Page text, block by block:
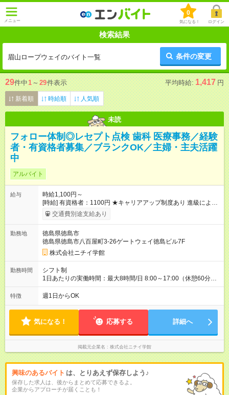
メニュー
0
気になる！ ログイン
検索結果
眉山ロープウェイのバイト一覧 条件の変更
29件中1 ～ 29件表示 平均時給: 1,417 円
新着順 時給順 人気順
未読
フォロー体制◎レセプト点検 歯科 医療事務／経験
者・有資格者募集／ブランクOK／主婦・主夫活躍
中
アルバイト
給与
時給1,100円～
[時給] 有資格者：1100円 ★キャリアアップ制度あり 進級により
給与がアップします！ 【試用期間】試用期間あり 試用期間の長
さ：3ヶ月 雇用形態、給与は本採用時と同じです。
交通費別途支給あり
勤務地
徳島県徳島市
徳島県徳島市八百屋町3-26ゲートウェイ徳島ビル7F
株式会社ニチイ学館
勤務時間
シフト制
1日あたりの実働時間：最大8時間/日 8:00～17:00（休憩60分）
9:00～12:30 9:00～16:00（休憩60分） 9:00～18:00（休憩60
分） 8:30～17:30（休憩60分） 9:00～12:00 9:00～17:00（休憩
日数・時間相談可
特徴 週1日からOK
気になる！ 応募する 詳細へ
掲載元企業名 株式会社ニチイ学館
興味のあるバイト は、とりあえず保存しよう♪
保存した求人は、後からまとめて応募できるよ。
企業からアプローチが届くことも！